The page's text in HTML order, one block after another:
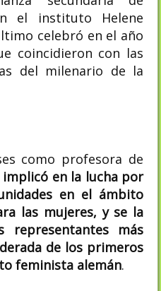
el instituto Helene
celebró en el año
coincidieron con las
del milenario de la
como profesora de
implicó en la lucha por
en el ámbito
las mujeres, y se la
representantes más
de los primeros
feminista alemán.